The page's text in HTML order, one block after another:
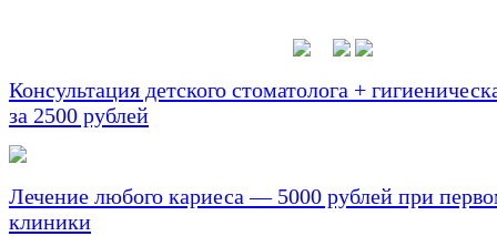
Консультация детского стоматолога +
за 2500 рублей
Лечение любого кариеса — 5000 рублей при
клиники